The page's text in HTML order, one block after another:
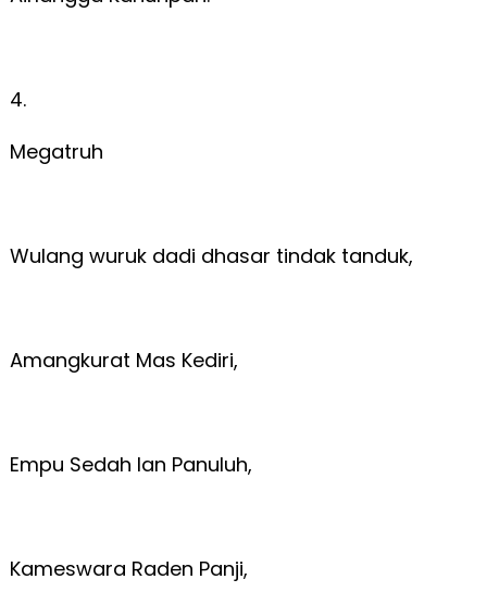
4.
Megatruh
Wulang wuruk dadi dhasar tindak tanduk,
Amangkurat Mas Kediri,
Empu Sedah lan Panuluh,
Kameswara Raden Panji,